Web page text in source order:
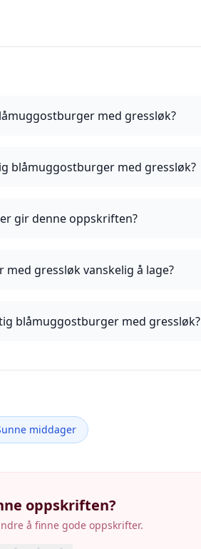
med gressløk?
blåmuggostburger med gressløk?
gir denne oppskriften?
gressløk vanskelig å lage?
blåmuggostburger med gressløk?
middager
oppskriften?
å finne gode oppskrifter.